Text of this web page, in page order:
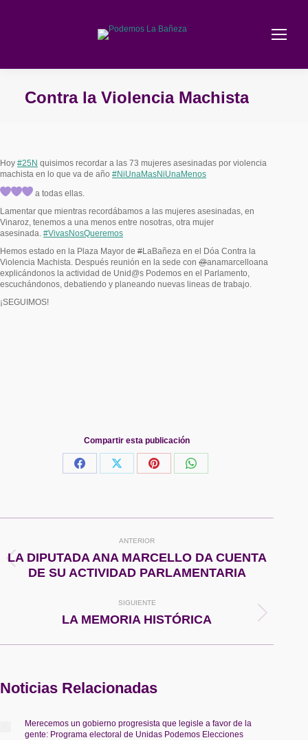
Contra la Violencia Machista
Hoy #25N quisimos recordar a las 73 mujeres asesinadas por violencia
machista en lo que va de año #NiUnaMasNiUnaMenos
a todas ellas.
Lamentar que mientras recordábamos a las mujeres asesinadas, en
Vinaroz, tenemos a una menos entre nosotras, otra mujer
asesinada. #VivasNosQueremos
Hemos estado en la Plaza Mayor de #LaBañeza en el Dóa Contra la
Violencia Machista. Después reunión en la sede con @anamarcelloana
explicándonos la actividad de Unid@s Podemos en el Parlamento,
escuchándonos, debatiendo y planeando nuevas lineas de trabajo.
¡SEGUIMOS!
Compartir esta publicación
Share
Share
Share
Share
entre
ANTERIOR
Publicación
anterior:
LA DIPUTADA ANA MARCELLO DA CUENTA
DE SU ACTIVIDAD PARLAMENTARIA
SIGUIENTE
Publicación
LA MEMORIA HISTÓRICA
Noticias Relacionadas
Merecemos un gobierno progresista que legisle a favor de la
gente: Programa electoral de Unidas Podemos Elecciones